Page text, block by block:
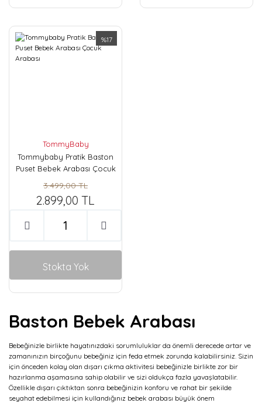
%17
TommyBaby
Tommybaby Pratik Baston
Puset Bebek Arabası Çocuk
3.499,00 TL
2.899,00 TL
Stokta Yok
Baston Bebek Arabası
Bebeğinizle birlikte hayatınızdaki sorumluluklar da önemli derecede artar ve
zamanınızın birçoğunu bebeğiniz için feda etmek zorunda kalabilirsiniz. Sizin
için önceden kolay olan dışarı çıkma aktivitesi bebeğinizle birlikte zor bir
hazırlanma aşamasına sahip olabilir ve sizi oldukça fazla yavaşlatabilir.
Özellikle dışarı çıktıktan sonra bebeğinizin konforu ve rahat bir şekilde
seyahat edebilmesi için kullandığınız bebek arabası büyük önem